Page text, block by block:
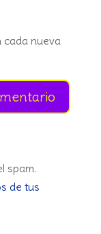
cada nueva
spam.
de tus